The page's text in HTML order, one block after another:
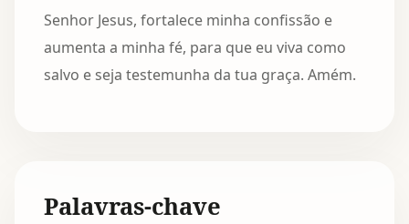
Senhor Jesus, fortalece minha confissão e
aumenta a minha fé, para que eu viva como
salvo e seja testemunha da tua graça. Amém.
Palavras-chave